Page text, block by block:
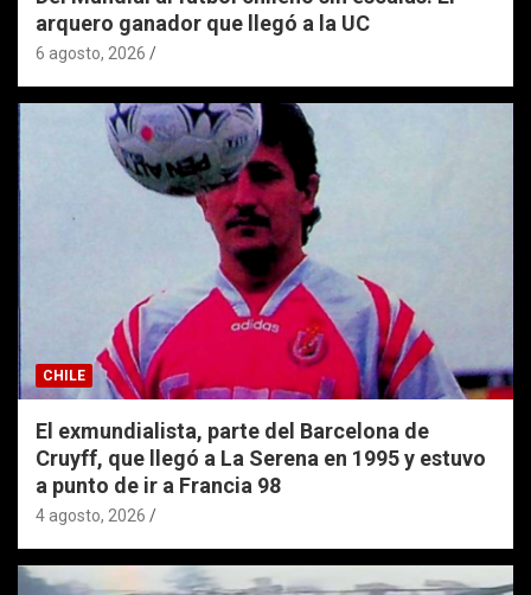
arquero ganador que llegó a la UC
6 agosto, 2026
CHILE
El exmundialista, parte del Barcelona de
Cruyff, que llegó a La Serena en 1995 y estuvo
a punto de ir a Francia 98
4 agosto, 2026